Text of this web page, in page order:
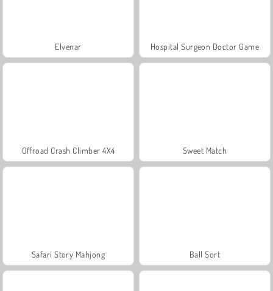
Elvenar Hospital Surgeon Doctor Game
Offroad Crash Climber 4X4 Sweet Match
Safari Story Mahjong Ball Sort